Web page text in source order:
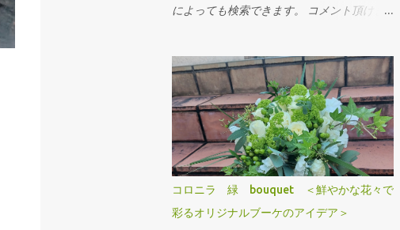
によっても検索できます。 コメント頂けま
Hydrangea バラ（ティネケ） ストック アジ
サイ Arrangement Tulips Cherry tree
Carnation Viburnum Buprenium チューリッ
プ サクラコマチ カーネーション ガマズミ ブ
プレニウム Arrangement Oriental-Hybrids
Lithianus Anthrum Buprenium Japanese
andromeda Alchemilla オリエンタルユリ
（シベリア） リシアンサス アンスリューム
ブプレニウム アセビ アルケミラ
コロニラ 緑 bouquet ＜鮮やかな花々で
彩るオリジナルブーケのアイデア＞